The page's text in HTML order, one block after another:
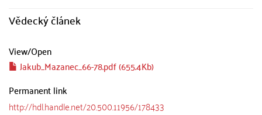
Vědecký článek
View/Open
Jakub_Mazanec_66-78.pdf (655.4Kb)
Permanent link
http://hdl.handle.net/20.500.11956/178433